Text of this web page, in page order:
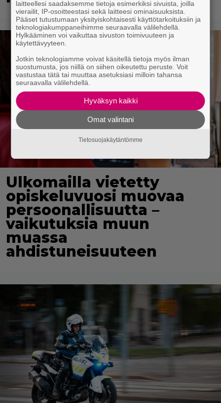
Ulkomailla vietetty
opiskeluvuosi muovaa
persoonallisuutta –
vaikutuksia muun
muassa
ahdistuneisuuteen
laitteellesi saadaksemme tietoja esimerkiksi sivuista, joilla
vierailit, IP-osoitteestasi sekä laitteesi ominaisuuksista.
Pääset tutustumaan yksityiskohtaisesti käyttötarkoituksiin ja
teknologiakumppaneihimme seuraavalla välilehdellä.
Hylkääminen voi vaikuttaa sivuston toimivuuteen ja
käytettävyyteen.
Jotkin teknologiamme voivat käsitellä tietoja myös ilman
suostumusta, jos niillä on siihen oikeutettu peruste. Voit
vastustaa tätä tai muuttaa asetuksiasi milloin tahansa
seuraavalla välilehdellä.
Hyväksyn kaikki
Omat valintani
Tietosuojakäytäntömme